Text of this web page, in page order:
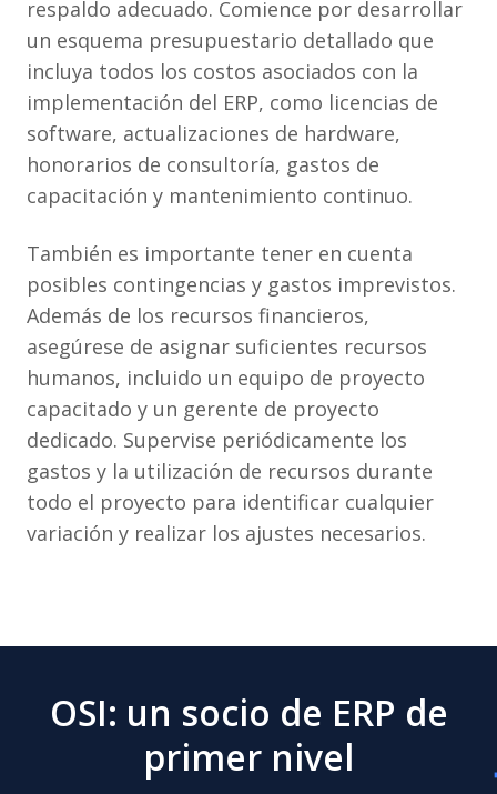
respaldo adecuado. Comience por desarrollar
un esquema presupuestario detallado que
incluya todos los costos asociados con la
implementación del ERP, como licencias de
software, actualizaciones de hardware,
honorarios de consultoría, gastos de
capacitación y mantenimiento continuo.
También es importante tener en cuenta
posibles contingencias y gastos imprevistos.
Además de los recursos financieros,
asegúrese de asignar suficientes recursos
humanos, incluido un equipo de proyecto
capacitado y un gerente de proyecto
dedicado. Supervise periódicamente los
gastos y la utilización de recursos durante
todo el proyecto para identificar cualquier
variación y realizar los ajustes necesarios.
OSI: un socio de ERP de
primer nivel